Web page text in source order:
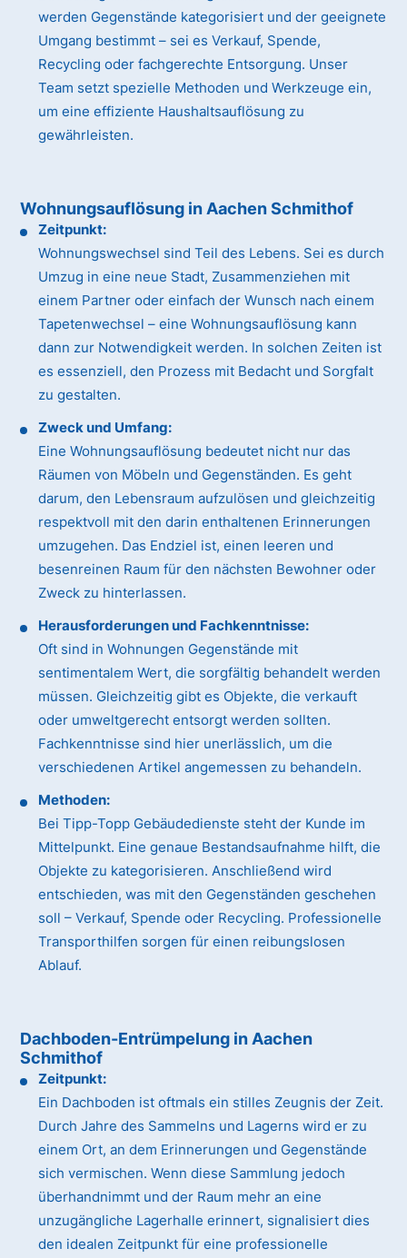
werden Gegenstände kategorisiert und der geeignete
Umgang bestimmt – sei es Verkauf, Spende,
Recycling oder fachgerechte Entsorgung. Unser
Team setzt spezielle Methoden und Werkzeuge ein,
um eine effiziente Haushaltsauflösung zu
gewährleisten.
Wohnungsauflösung in Aachen Schmithof
Zeitpunkt:
Wohnungswechsel sind Teil des Lebens. Sei es durch
Umzug in eine neue Stadt, Zusammenziehen mit
einem Partner oder einfach der Wunsch nach einem
Tapetenwechsel – eine Wohnungsauflösung kann
dann zur Notwendigkeit werden. In solchen Zeiten ist
es essenziell, den Prozess mit Bedacht und Sorgfalt
zu gestalten.
Zweck und Umfang:
Eine Wohnungsauflösung bedeutet nicht nur das
Räumen von Möbeln und Gegenständen. Es geht
darum, den Lebensraum aufzulösen und gleichzeitig
respektvoll mit den darin enthaltenen Erinnerungen
umzugehen. Das Endziel ist, einen leeren und
besenreinen Raum für den nächsten Bewohner oder
Zweck zu hinterlassen.
Herausforderungen und Fachkenntnisse:
Oft sind in Wohnungen Gegenstände mit
sentimentalem Wert, die sorgfältig behandelt werden
müssen. Gleichzeitig gibt es Objekte, die verkauft
oder umweltgerecht entsorgt werden sollten.
Fachkenntnisse sind hier unerlässlich, um die
verschiedenen Artikel angemessen zu behandeln.
Methoden:
Bei Tipp-Topp Gebäudedienste steht der Kunde im
Mittelpunkt. Eine genaue Bestandsaufnahme hilft, die
Objekte zu kategorisieren. Anschließend wird
entschieden, was mit den Gegenständen geschehen
soll – Verkauf, Spende oder Recycling. Professionelle
Transporthilfen sorgen für einen reibungslosen
Ablauf.
Dachboden-Entrümpelung in Aachen
Schmithof
Zeitpunkt:
Ein Dachboden ist oftmals ein stilles Zeugnis der Zeit.
Durch Jahre des Sammelns und Lagerns wird er zu
einem Ort, an dem Erinnerungen und Gegenstände
sich vermischen. Wenn diese Sammlung jedoch
überhandnimmt und der Raum mehr an eine
unzugängliche Lagerhalle erinnert, signalisiert dies
den idealen Zeitpunkt für eine professionelle